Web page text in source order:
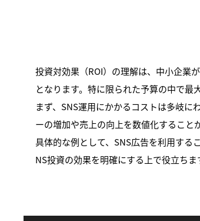
投資対効果（ROI）の理解は、中小企業
となります。特に限られた予算の中で最
まず、SNS運用にかかるコストは多岐
ーの増加や売上の向上を数値化すること
具体的な例として、SNS広告を利用する
NS投資の効果を明確にする上で役立ち